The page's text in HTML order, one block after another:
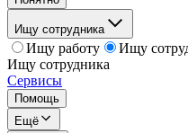
Ищу сотрудника
Ищу работу
Ищу
Ищу сотрудника
Сервисы
Помощь
Ещё